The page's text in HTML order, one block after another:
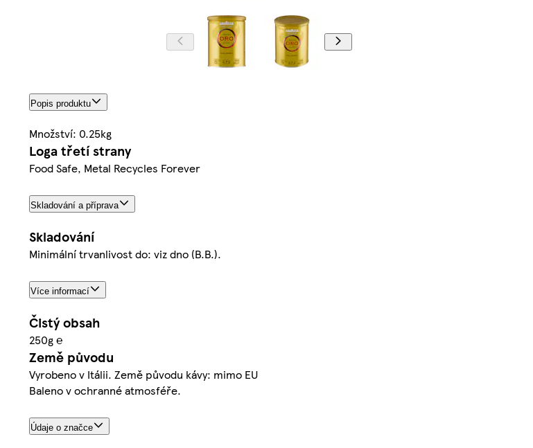
Popis produktu
Množství: 0.25kg
Loga třetí strany
Food Safe, Metal Recycles Forever
Skladování a příprava
Skladování
Minimální trvanlivost do: viz dno (B.B.).
Více informací
Čistý obsah
250g ℮
Země původu
Vyrobeno v Itálii. Země původu kávy: mimo EU
Baleno v ochranné atmosféře.
Údaje o značce